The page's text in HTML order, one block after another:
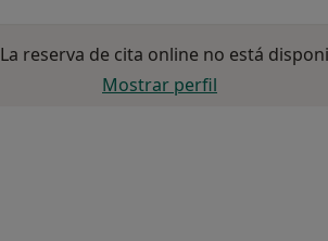
La reserva de cita online no está
Mostrar perfil